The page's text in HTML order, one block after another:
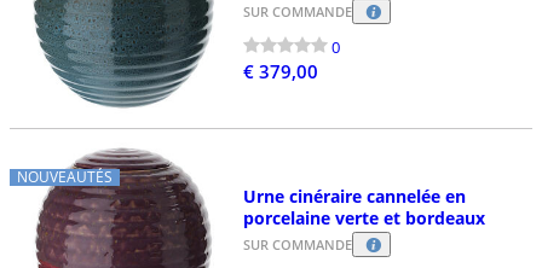
SUR COMMANDE
0
€ 379,00
NOUVEAUTÉS
Urne cinéraire cannelée en
porcelaine verte et bordeaux
SUR COMMANDE